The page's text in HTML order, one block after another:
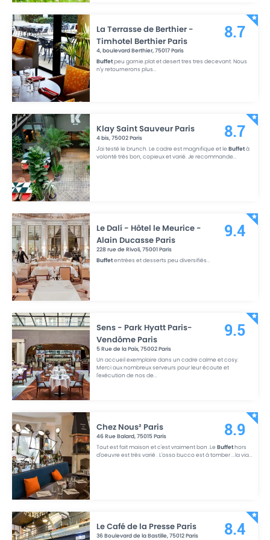
La Terrasse de Berthier -
Timhotel Berthier Paris
4, boulevard Berthier,75017Paris
Buffetpeu garnie.plat et desert tres tres decevant. Nous
n'y retournerons plus...
8.7
Klay Saint Sauveur Paris
4 bis,75002Paris
J'ai testé le brunch. Le cadre est magnifique et leBuffetà
volonté très bon, copieux et varié. Je recommande...
8.7
Le Dalí - Hôtel le Meurice -
Alain Ducasse Paris
228 rue de Rivoli,75001Paris
Buffetentrées et desserts peu diversifiés...
9.4
Sens - Park Hyatt Paris-
Vendôme Paris
5 Rue de la Paix,75002Paris
Un accueil exemplaire dans un cadre calme et cosy.
Merci aux nombreux serveurs pour leur écoute et
l'exécution de nos de...
9.5
Chez Nous² Paris
46 Rue Balard,75015Paris
Tout est fait maison et c'est vraiment bon .LeBuffethors
d'oeuvre est très varié . L'osso bucco est à tomber ...la via...
8.9
Le Café de la Presse Paris
36 Boulevard de la Bastille,75012Paris
8.4